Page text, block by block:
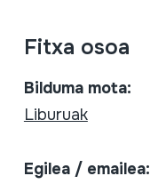
Fitxa osoa
Bilduma mota:
Liburuak
Egilea / emailea: